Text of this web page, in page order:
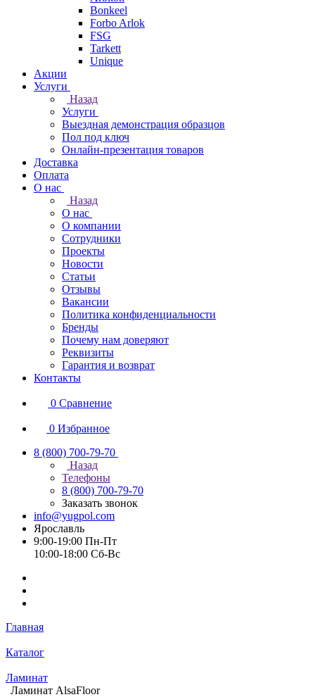
Bonkeel
Forbo Arlok
FSG
Tarkett
Unique
Акции
Услуги
Назад
Услуги
Выездная демонстрация образцов
Пол под ключ
Онлайн-презентация товаров
Доставка
Оплата
О нас
Назад
О нас
О компании
Сотрудники
Проекты
Новости
Статьи
Отзывы
Вакансии
Политика конфиденциальности
Бренды
Почему нам доверяют
Реквизиты
Гарантия и возврат
Контакты
0 Сравнение
0 Избранное
8 (800) 700-79-70
Назад
Телефоны
8 (800) 700-79-70
Заказать звонок
info@yugpol.com
Ярославль
9:00-19:00 Пн-Пт
10:00-18:00 Cб-Вс
Главная
Каталог
Ламинат
Ламинат AlsaFloor